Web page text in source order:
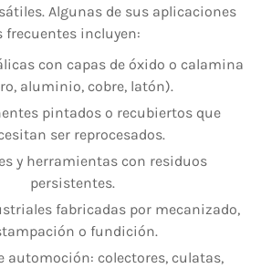
Algunas de sus aplicaciones
frecuentes incluyen:
con capas de óxido o calamina
aluminio, cobre, latón).
pintados o recubiertos que
ser reprocesados.
y herramientas con residuos
persistentes.
fabricadas por mecanizado,
o fundición.
automoción: colectores, culatas,